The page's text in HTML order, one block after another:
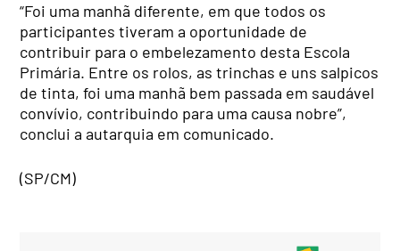
“Foi uma manhã diferente, em que todos os
participantes tiveram a oportunidade de
contribuir para o embelezamento desta Escola
Primária. Entre os rolos, as trinchas e uns salpicos
de tinta, foi uma manhã bem passada em saudável
convívio, contribuindo para uma causa nobre”,
conclui a autarquia em comunicado.
(SP/CM)